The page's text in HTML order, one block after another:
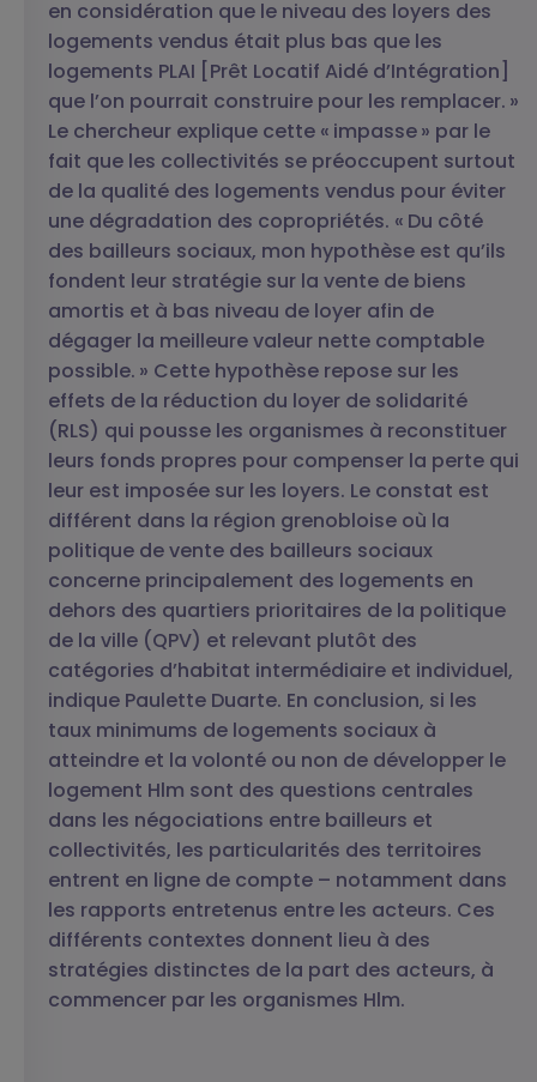
en considération que le niveau des loyers des
logements vendus était plus bas que les
logements PLAI [Prêt Locatif Aidé d’Intégration]
que l’on pourrait construire pour les remplacer. »
Le chercheur explique cette « impasse » par le
fait que les collectivités se préoccupent surtout
de la qualité des logements vendus pour éviter
une dégradation des copropriétés. « Du côté
des bailleurs sociaux, mon hypothèse est qu’ils
fondent leur stratégie sur la vente de biens
amortis et à bas niveau de loyer afin de
dégager la meilleure valeur nette comptable
possible. » Cette hypothèse repose sur les
effets de la réduction du loyer de solidarité
(RLS) qui pousse les organismes à reconstituer
leurs fonds propres pour compenser la perte qui
leur est imposée sur les loyers. Le constat est
différent dans la région grenobloise où la
politique de vente des bailleurs sociaux
concerne principalement des logements en
dehors des quartiers prioritaires de la politique
de la ville (QPV) et relevant plutôt des
catégories d’habitat intermédiaire et individuel,
indique Paulette Duarte. En conclusion, si les
taux minimums de logements sociaux à
atteindre et la volonté ou non de développer le
logement Hlm sont des questions centrales
dans les négociations entre bailleurs et
collectivités, les particularités des territoires
entrent en ligne de compte – notamment dans
les rapports entretenus entre les acteurs. Ces
différents contextes donnent lieu à des
stratégies distinctes de la part des acteurs, à
commencer par les organismes Hlm.